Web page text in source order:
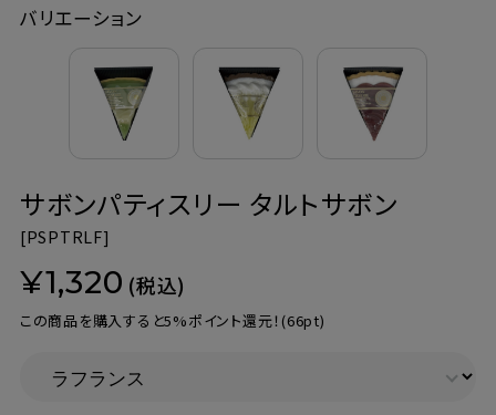
会員登録でお得
NEWS一覧
利用規約
バリエーション
サボンパティスリー タルトサボン
[PSPTRLF]
¥1,320 (税込)
この商品を購入すると5%ポイント還元！ (66pt)